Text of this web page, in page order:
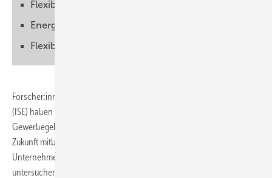
Flexibilität mit Residuallast verglichen
Energiekosten reduzieren
Flexibilität wirtschaftlich machen
Forscher:innen des Fraunhofer Instituts für Solare Energiesysteme
(ISE) haben in einer Studie das Potenzial untersucht, das
Gewerbegebäude als flexible Lastelemente im Energiesystem der
Zukunft mitbringen. Dazu haben sie drei Fallstudien bei verschiedenen
Unternehmen durchgeführt, um deren Flexibilitätspotenziale zu
untersuchen und Hemmnisse für Markt- und Betreibermodelle zu